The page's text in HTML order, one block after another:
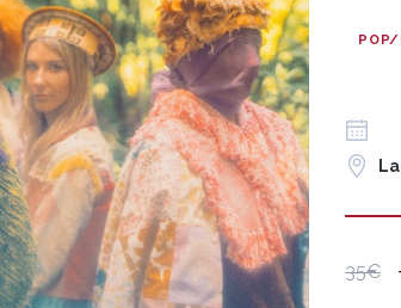
POP/
35€